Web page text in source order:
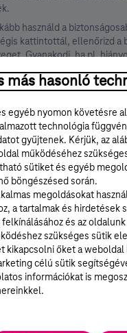
használd a
kattintottál, ellenőrizd a
Gyanakodj, ha pl.
e-mailekre, és
indítottál, javasoljuk,
időnként
itttalálsz
itt olvashatszaz
tapasztalsz.
FórumaVeszélyzóna
közzé teheted az általad
július 06.
más hasonló
egyéb nyomon követésre
technológia
gyűjtenek. Kérjük, az
működéséhez
sütiket és egyéb
böngészésed során.
megoldásokat
a tartalmak és hirdetések
és az oldalunk
szükséges sütik
kikapcsolni őket a weboldal
célú sütik
információkat is